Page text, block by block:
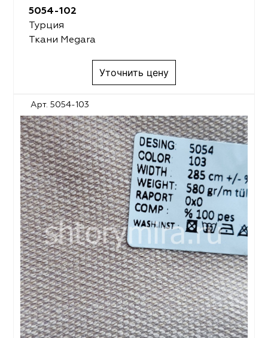
5054-102
Турция
Ткани Megara
Уточнить цену
Арт. 5054-103